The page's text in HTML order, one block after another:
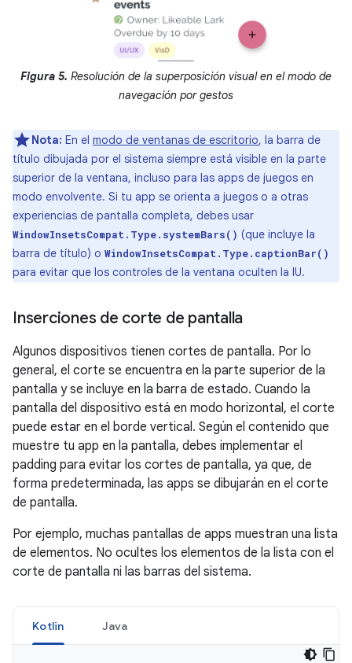
Figura 5. Resolución de la superposición visual en el modo de
navegación por gestos
Nota: En el modo de ventanas de escritorio, la barra de
título dibujada por el sistema siempre está visible en la parte
superior de la ventana, incluso para las apps de juegos en
modo envolvente. Si tu app se orienta a juegos o a otras
experiencias de pantalla completa, debes usar
WindowInsetsCompat.Type.systemBars() (que incluye la
barra de título) o WindowInsetsCompat.Type.captionBar()
para evitar que los controles de la ventana oculten la IU.
Inserciones de corte de pantalla
Algunos dispositivos tienen cortes de pantalla. Por lo
general, el corte se encuentra en la parte superior de la
pantalla y se incluye en la barra de estado. Cuando la
pantalla del dispositivo está en modo horizontal, el corte
puede estar en el borde vertical. Según el contenido que
muestre tu app en la pantalla, debes implementar el
padding para evitar los cortes de pantalla, ya que, de
forma predeterminada, las apps se dibujarán en el corte
de pantalla.
Por ejemplo, muchas pantallas de apps muestran una lista
de elementos. No ocultes los elementos de la lista con el
corte de pantalla ni las barras del sistema.
Kotlin Java